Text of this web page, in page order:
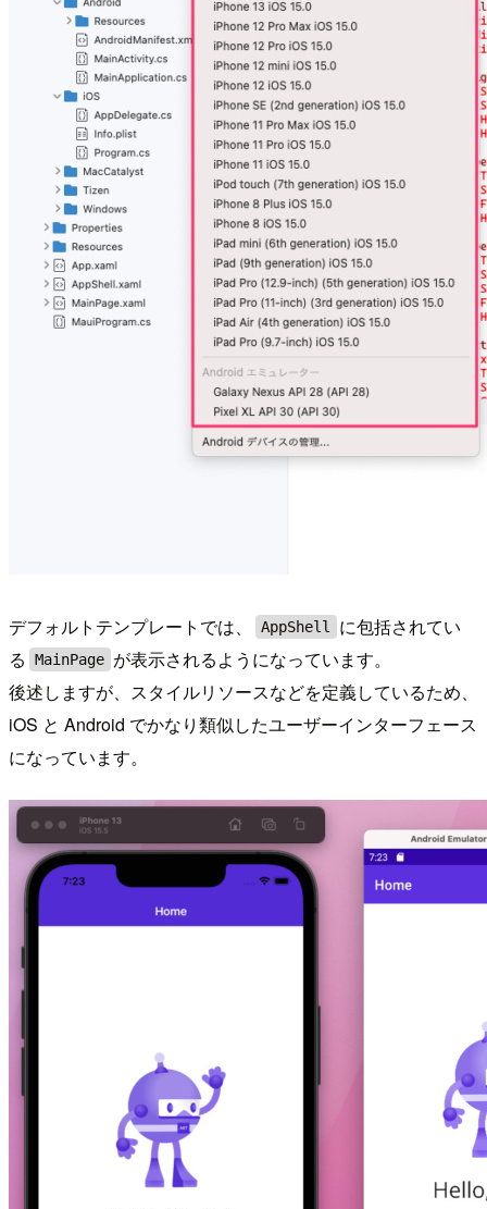
デフォルトテンプレートでは、 AppShell
に包括されてい
る
MainPage が表示されるようになっています。
後述しますが、スタイルリソースなどを定義しているため、
iOS と Android でかなり類似したユーザーインターフェース
になっています。